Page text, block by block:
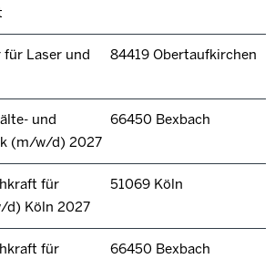
für Laser und
84419 Obertaufkirchen
und
(m/w/d) 2027
66450 Bexbach
für
d) Köln 2027
51069 Köln
für
66450 Bexbach